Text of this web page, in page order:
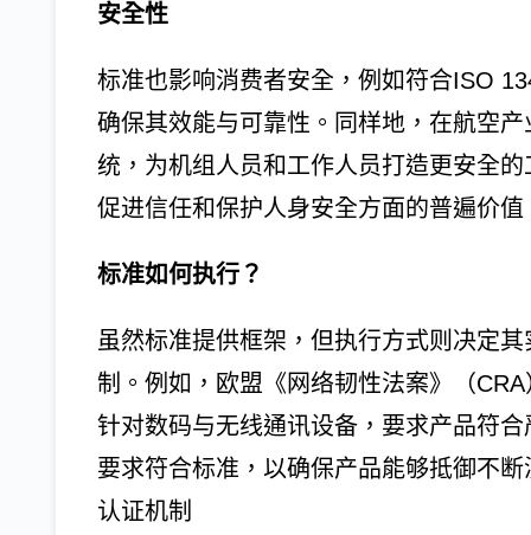
安全性
标准也影响消费者安全，例如符合ISO
确保其效能与可靠性。同样地，在航空
统，为机组人员和工作人员打造更安全
促进信任和保护人身安全方面的普遍价值
标准如何执行？
虽然标准提供框架，但执行方式则决定
制。例如，欧盟《网络韧性法案》（
针对数码与无线通讯设备，要求产品符
要求符合标准，以确保产品能够抵御不
认证机制